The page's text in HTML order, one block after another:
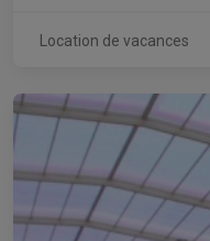
Location de vacances